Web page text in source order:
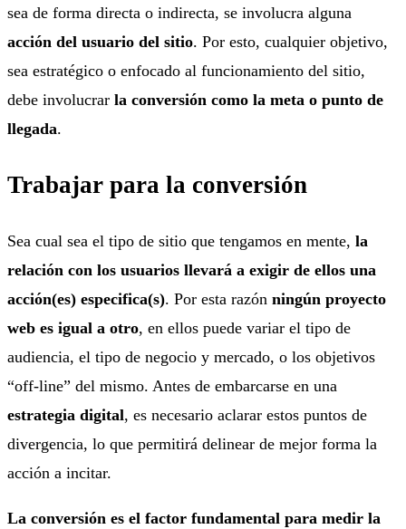
sea de forma directa o indirecta, se involucra alguna
acción del usuario del sitio. Por esto, cualquier objetivo,
sea estratégico o enfocado al funcionamiento del sitio,
debe involucrar la conversión como la meta o punto de
llegada.
Trabajar para la conversión
Sea cual sea el tipo de sitio que tengamos en mente, la
relación con los usuarios llevará a exigir de ellos una
acción(es) especifica(s). Por esta razón ningún proyecto
web es igual a otro, en ellos puede variar el tipo de
audiencia, el tipo de negocio y mercado, o los objetivos
“off-line” del mismo. Antes de embarcarse en una
estrategia digital, es necesario aclarar estos puntos de
divergencia, lo que permitirá delinear de mejor forma la
acción a incitar.
La conversión es el factor fundamental para medir la